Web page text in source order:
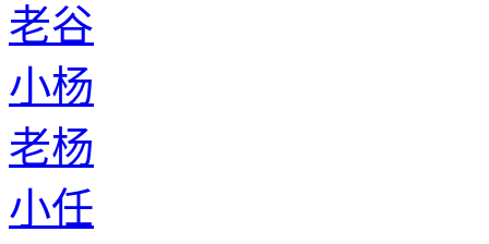
老谷
小杨
老杨
小任